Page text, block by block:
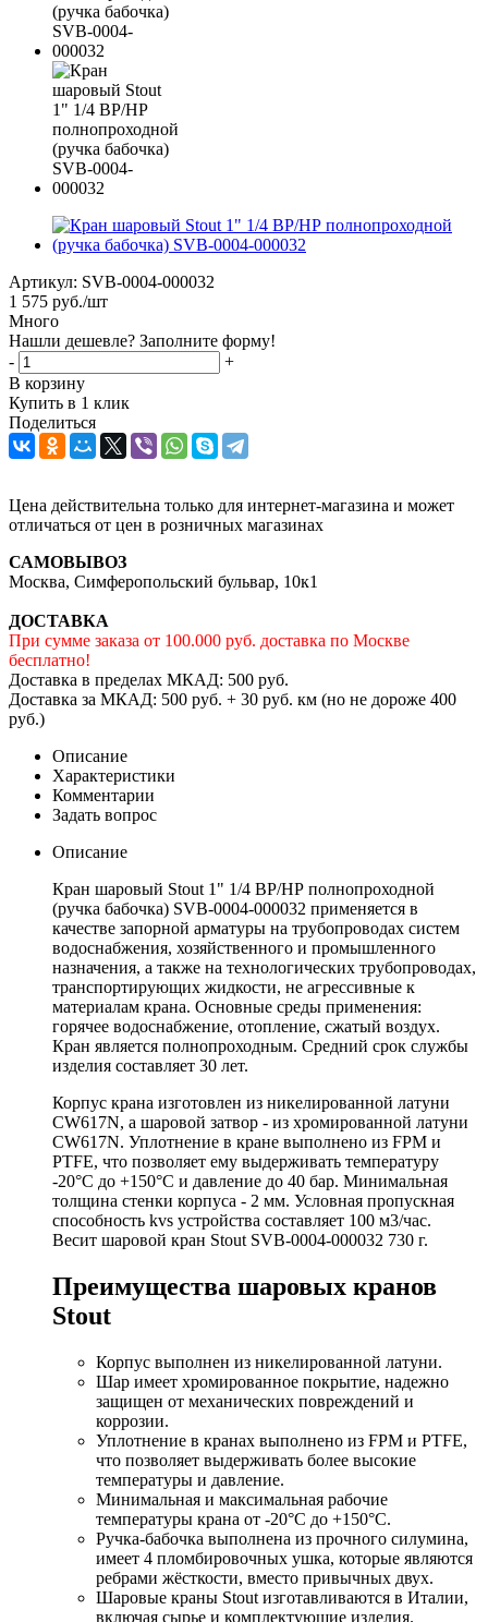
Артикул: SVB-0004-000032
1 575 руб./шт
Много
Нашли дешевле? Заполните форму!
-
+
В корзину
Купить в 1 клик
Поделиться
Цена действительна только для интернет-магазина и может
отличаться от цен в розничных магазинах
САМОВЫВОЗ
Москва, Симферопольский бульвар, 10к1
ДОСТАВКА
При сумме заказа от 100.000 руб. доставка по Москве
бесплатно!
Доставка в пределах МКАД: 500 руб.
Доставка за МКАД: 500 руб. + 30 руб. км (но не дороже 400
руб.)
Описание
Характеристики
Комментарии
Задать вопрос
Описание
Кран шаровый Stout 1" 1/4 ВР/НР полнопроходной
(ручка бабочка) SVB-0004-000032 применяется в
качестве запорной арматуры на трубопроводах систем
водоснабжения, хозяйственного и промышленного
назначения, а также на технологических трубопроводах,
транспортирующих жидкости, не агрессивные к
материалам крана. Основные среды применения:
горячее водоснабжение, отопление, сжатый воздух.
Кран является полнопроходным. Средний срок службы
изделия составляет 30 лет.
Корпус крана изготовлен из никелированной латуни
CW617N, а шаровой затвор - из хромированной латуни
CW617N. Уплотнение в кране выполнено из FPM и
PTFE, что позволяет ему выдерживать температуру
-20°C до +150°C и давление до 40 бар. Минимальная
толщина стенки корпуса - 2 мм. Условная пропускная
способность kvs устройства составляет 100 м3/час.
Весит шаровой кран Stout SVB-0004-000032 730 г.
Преимущества шаровых кранов
Stout
Корпус выполнен из никелированной латуни.
Шар имеет хромированное покрытие, надежно
защищен от механических повреждений и
коррозии.
Уплотнение в кранах выполнено из FPM и PTFE,
что позволяет выдерживать более высокие
температуры и давление.
Минимальная и максимальная рабочие
температуры крана от -20°С до +150°С.
Ручка-бабочка выполнена из прочного силумина,
имеет 4 пломбировочных ушка, которые являются
ребрами жёсткости, вместо привычных двух.
Шаровые краны Stout изготавливаются в Италии,
включая сырье и комплектующие изделия.